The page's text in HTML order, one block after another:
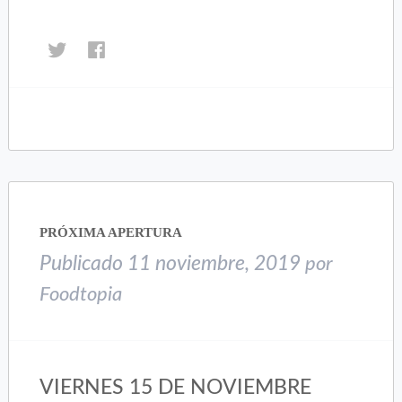
Haz
clic
Twitter
abre
una
ventana
nueva)
Facebook
abre
una
ventana
nueva)
PRÓXIMA APERTURA
Publicado 11 noviembre, 2019 por
Foodtopia
VIERNES 15 DE NOVIEMBRE